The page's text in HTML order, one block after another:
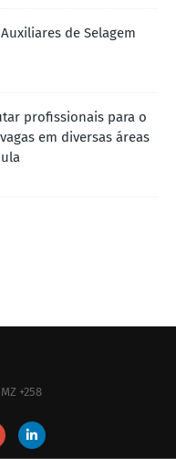
de Selagem
profissionais para o
em diversas áreas
+258